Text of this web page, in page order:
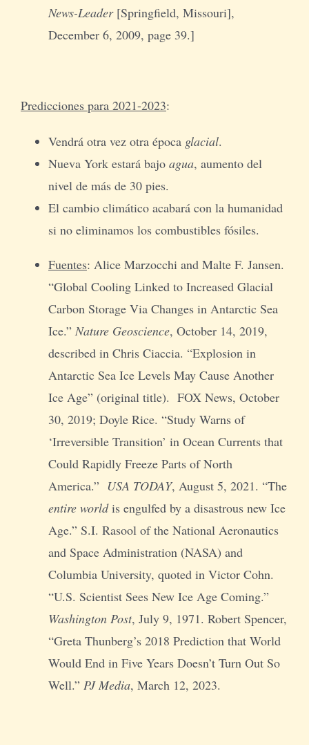
News-Leader[Springfield, Missouri],
December 6, 2009, page 39.]
Predicciones para 2021-2023:
Vendrá otra vez otra época glacial.
Nueva York estará bajo agua, aumento del
nivel de más de 30 pies.
El cambio climático acabará con la humanidad
si no eliminamos los combustibles fósiles.
Fuentes: Alice Marzocchi and Malte F. Jansen.
“Global Cooling Linked to Increased Glacial
Carbon Storage Via Changes in Antarctic Sea
Ice.” Nature Geoscience, October 14, 2019,
described in Chris Ciaccia. “Explosion in
Antarctic Sea Ice Levels May Cause Another
Ice Age” (original title). FOX News, October
30, 2019; Doyle Rice. “Study Warns of
‘Irreversible Transition’ in Ocean Currents that
Could Rapidly Freeze Parts of North
America.” USA TODAY, August 5, 2021. “The
entire worldis engulfed by a disastrous new Ice
Age.” S.I. Rasool of the National Aeronautics
and Space Administration (NASA) and
Columbia University, quoted in Victor Cohn.
“U.S. Scientist Sees New Ice Age Coming.”
Washington Post, July 9, 1971. Robert Spencer,
“Greta Thunberg’s 2018 Prediction that World
Would End in Five Years Doesn’t Turn Out So
Well.” PJ Media, March 12, 2023.